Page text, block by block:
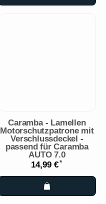
Caramba - Lamellen
Motorschutzpatrone mit
Verschlussdeckel -
passend für Caramba
AUTO 7.0
14,99 €*